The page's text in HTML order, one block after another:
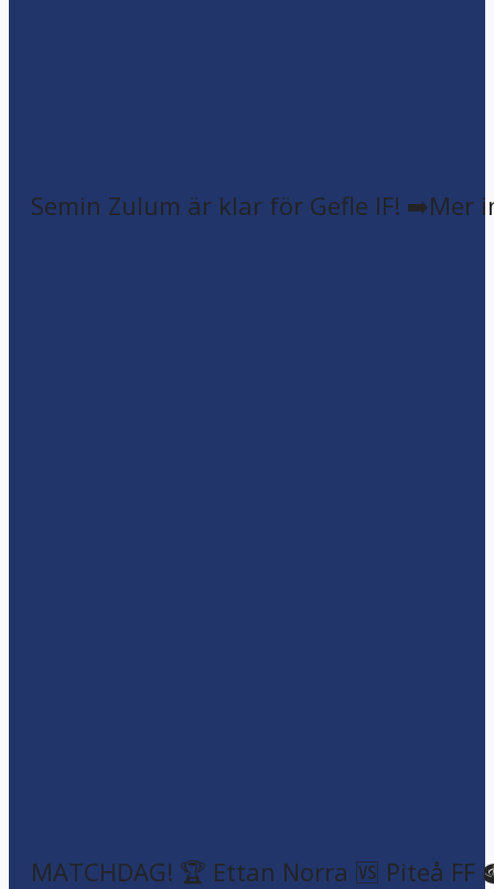
Semin Zulum är klar för Gefle IF! ➡️Mer
MATCHDAG! 🏆 Ettan Norra 🆚 Piteå FF